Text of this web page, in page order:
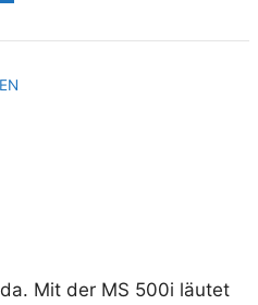
Mit der MS 500i läutet